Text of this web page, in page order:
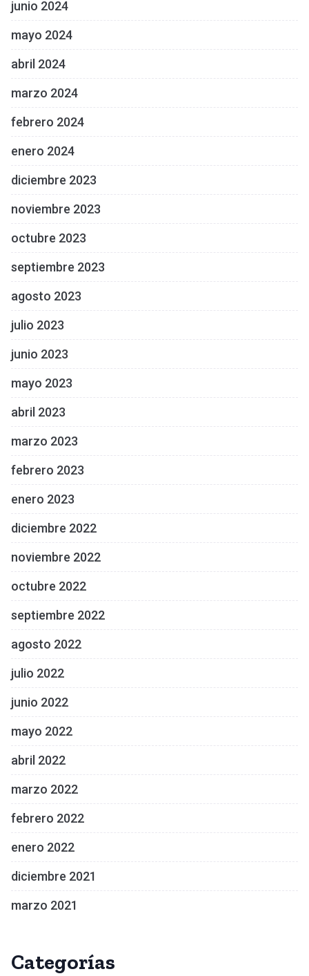
junio 2024
mayo 2024
abril 2024
marzo 2024
febrero 2024
enero 2024
diciembre 2023
noviembre 2023
octubre 2023
septiembre 2023
agosto 2023
julio 2023
junio 2023
mayo 2023
abril 2023
marzo 2023
febrero 2023
enero 2023
diciembre 2022
noviembre 2022
octubre 2022
septiembre 2022
agosto 2022
julio 2022
junio 2022
mayo 2022
abril 2022
marzo 2022
febrero 2022
enero 2022
diciembre 2021
marzo 2021
Categorías